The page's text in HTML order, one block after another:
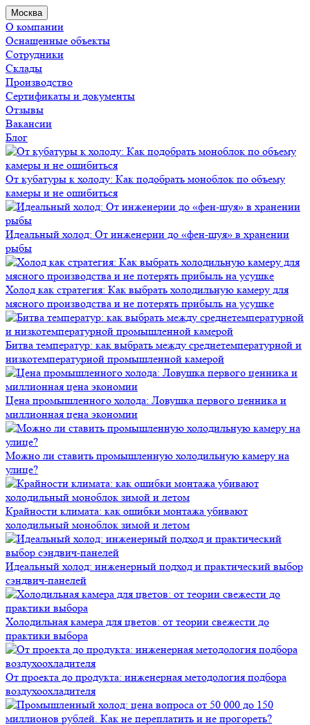
Москва
О компании
Оснащенные объекты
Сотрудники
Склады
Производство
Сертификаты и документы
Отзывы
Вакансии
Блог
От кубатуры к холоду: Как подобрать моноблок по объему
камеры и не ошибиться
Идеальный холод: От инженерии до «фен-шуя» в хранении
рыбы
Холод как стратегия: Как выбрать холодильную камеру для
мясного производства и не потерять прибыль на усушке
Битва температур: как выбрать между среднетемпературной и
низкотемпературной промышленной камерой
Цена промышленного холода: Ловушка первого ценника и
миллионная цена экономии
Можно ли ставить промышленную холодильную камеру на
улице?
Крайности климата: как ошибки монтажа убивают
холодильный моноблок зимой и летом
Идеальный холод: инженерный подход и практический выбор
сэндвич-панелей
Холодильная камера для цветов: от теории свежести до
практики выбора
От проекта до продукта: инженерная методология подбора
воздухоохладителя